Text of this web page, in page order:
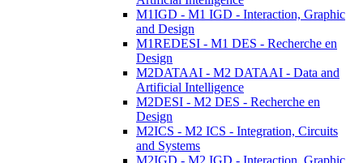
M1IGD - M1 IGD - Interaction, Graphic
and Design
M1REDESI - M1 DES - Recherche en
Design
M2DATAAI - M2 DATAAI - Data and
Artificial Intelligence
M2DESI - M2 DES - Recherche en
Design
M2ICS - M2 ICS - Integration, Circuits
and Systems
M2IGD - M2 IGD - Interaction, Graphic